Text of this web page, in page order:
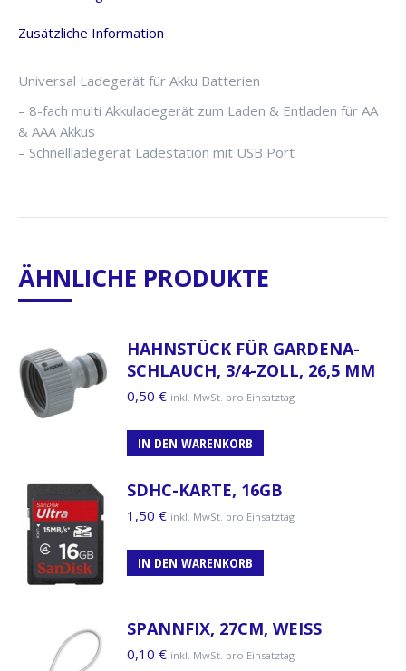
Zusätzliche Information
Universal Ladegerät für Akku Batterien
– 8-fach multi Akkuladegerät zum Laden & Entladen für AA
& AAA Akkus
– Schnellladegerät Ladestation mit USB Port
ÄHNLICHE PRODUKTE
HAHNSTÜCK FÜR GARDENA-
SCHLAUCH, 3/4-ZOLL, 26,5 MM
0,50 € inkl. MwSt. pro Einsatztag
IN DEN WARENKORB
SDHC-KARTE, 16GB
1,50 € inkl. MwSt. pro Einsatztag
IN DEN WARENKORB
SPANNFIX, 27CM, WEISS
0,10 € inkl. MwSt. pro Einsatztag